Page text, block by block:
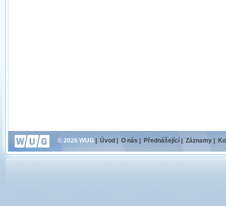
© 2026 WUG Úvod O nás Přednášející Záznamy